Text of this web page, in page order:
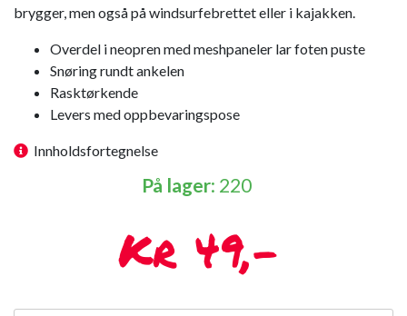
brygger, men også på windsurfebrettet eller i kajakken.
Overdel i neopren med meshpaneler lar foten puste
Snøring rundt ankelen
Rasktørkende
Levers med oppbevaringspose
Innholdsfortegnelse
På lager: 220
49,-